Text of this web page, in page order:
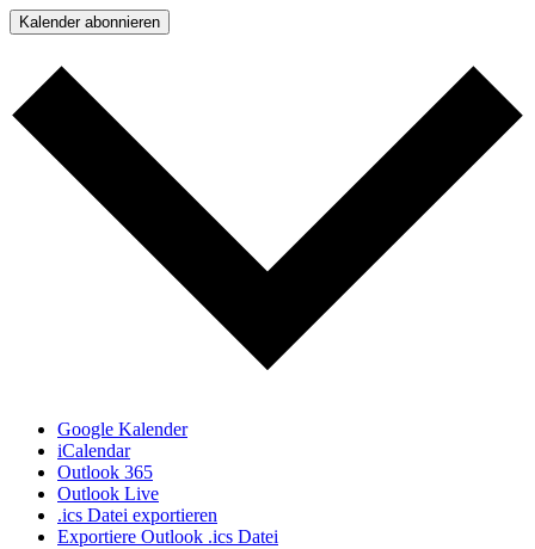
Kalender abonnieren
Google Kalender
iCalendar
Outlook 365
Outlook Live
.ics Datei exportieren
Exportiere Outlook .ics Datei